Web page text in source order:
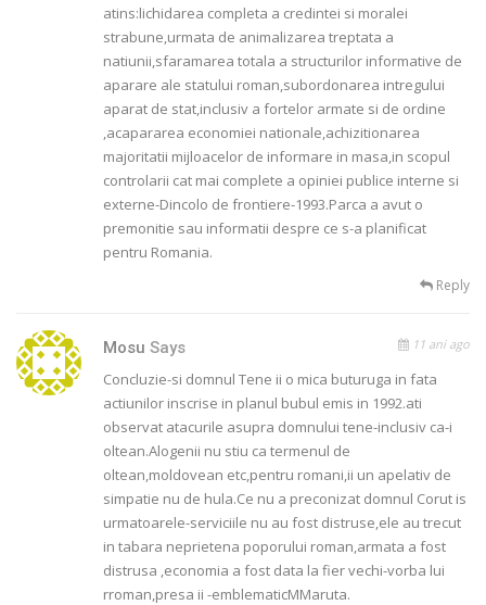
atins:lichidarea completa a credintei si moralei
strabune,urmata de animalizarea treptata a
natiunii,sfaramarea totala a structurilor informative de
aparare ale statului roman,subordonarea intregului
aparat de stat,inclusiv a fortelor armate si de ordine
,acapararea economiei nationale,achizitionarea
majoritatii mijloacelor de informare in masa,in scopul
controlarii cat mai complete a opiniei publice interne si
externe-Dincolo de frontiere-1993.Parca a avut o
premonitie sau informatii despre ce s-a planificat
pentru Romania.
Reply
Mosu Says 11 ani ago
Concluzie-si domnul Tene ii o mica buturuga in fata
actiunilor inscrise in planul bubul emis in 1992.ati
observat atacurile asupra domnului tene-inclusiv ca-i
oltean.Alogenii nu stiu ca termenul de
oltean,moldovean etc,pentru romani,ii un apelativ de
simpatie nu de hula.Ce nu a preconizat domnul Corut is
urmatoarele-serviciile nu au fost distruse,ele au trecut
in tabara neprietena poporului roman,armata a fost
distrusa ,economia a fost data la fier vechi-vorba lui
rroman,presa ii -emblematicMMaruta.